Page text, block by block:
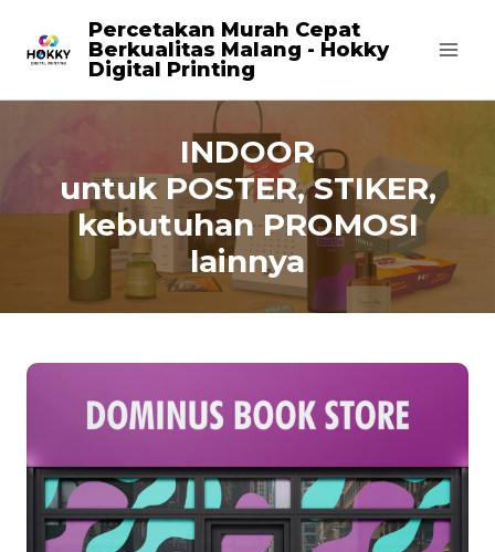
Percetakan Murah Cepat
Berkualitas Malang - Hokky
Digital Printing
INDOOR
untuk POSTER, STIKER,
kebutuhan PROMOSI
lainnya